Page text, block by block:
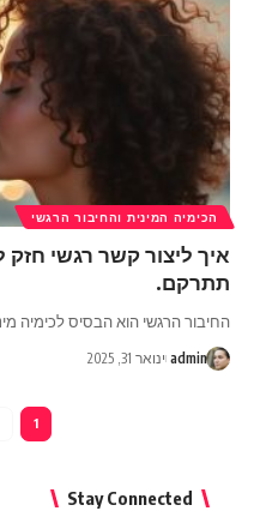
הכימיה המינית והחיבור הרגשי
איך ליצור קשר רגשי חזק
תתרקם.
החיבור הרגשי הוא הבסיס לכימיה
admin ינואר 31, 2025
1
Stay Connected